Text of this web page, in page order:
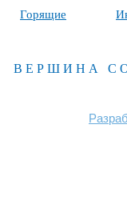
Горящие
ВЕРШИНА